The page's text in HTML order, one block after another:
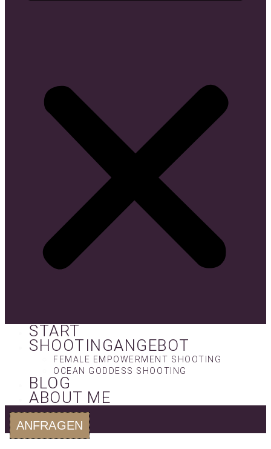
START
SHOOTINGANGEBOT
FEMALE EMPOWERMENT SHOOTING
OCEAN GODDESS SHOOTING
BLOG
ABOUT ME
ANFRAGEN